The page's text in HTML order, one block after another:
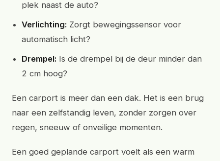
plek naast de auto?
Verlichting: Zorgt bewegingssensor voor
automatisch licht?
Drempel: Is de drempel bij de deur minder dan
2 cm hoog?
Een carport is meer dan een dak. Het is een brug
naar een zelfstandig leven, zonder zorgen over
regen, sneeuw of onveilige momenten.
Een goed geplande carport voelt als een warm